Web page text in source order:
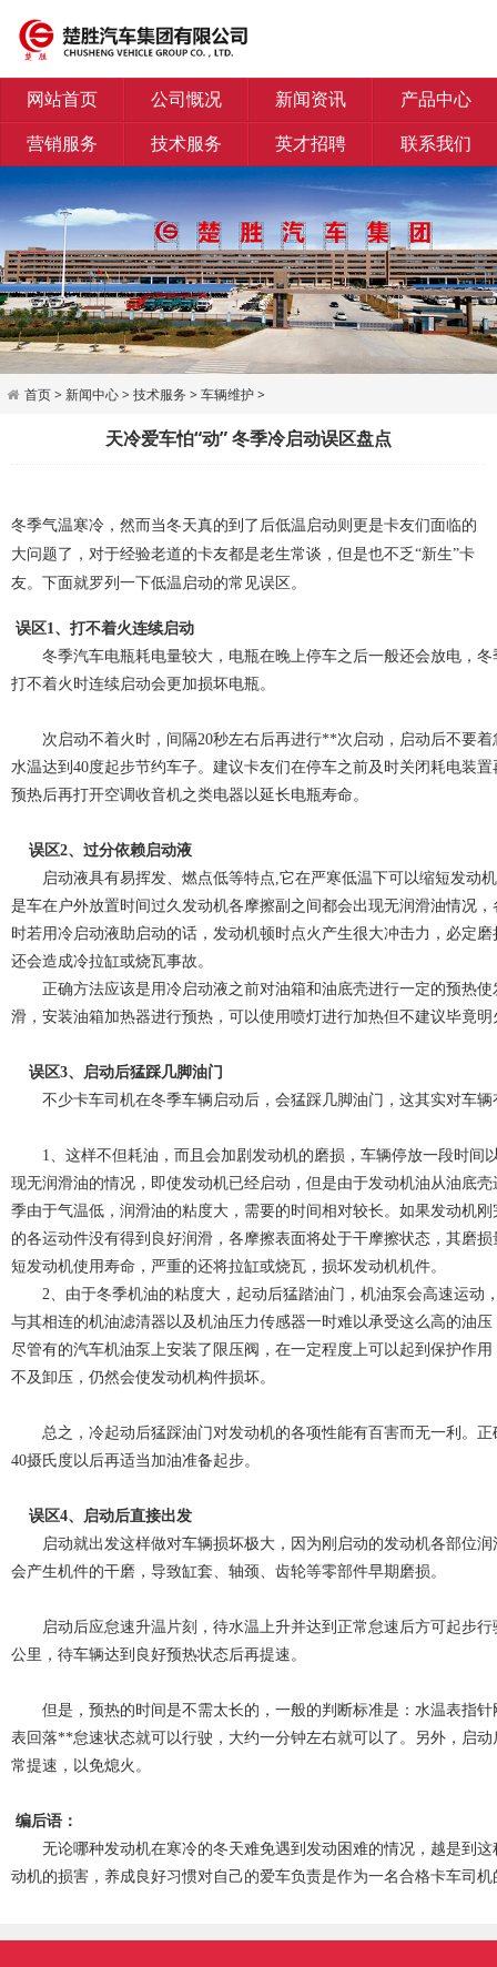
网站首页 公司慨况 新闻资讯
产品中心
营销服务
技术服务 英才招聘 联系我们
首页> 新闻中心>技术服务 >车辆维护>
天冷爱车怕“动” 冬季冷启动误区盘点
冬季气温寒冷，然而当冬天真的到了后低温启动则更是卡友们面临的
大问题了，对于经验老道的卡友都是老生常谈，但是也不乏“新生”卡
友。下面就罗列一下低温启动的常见误区。
误区1、打不着火连续启动
冬季汽车电瓶耗电量较大，电瓶在晚上停车之后一般还会放电，
打不着火时连续启动会更加损坏电瓶。
次启动不着火时，间隔20秒左右后再进行**次启动，启动后不要
水温达到40度起步节约车子。建议卡友们在停车之前及时关闭耗电装
预热后再打开空调收音机之类电器以延长电瓶寿命。
误区2、过分依赖启动液
启动液具有易挥发、燃点低等特点,它在严寒低温下可以缩短发动
是车在户外放置时间过久发动机各摩擦副之间都会出现无润滑油情况
时若用冷启动液助启动的话，发动机顿时点火产生很大冲击力，必定
还会造成冷拉缸或烧瓦事故。
正确方法应该是用冷启动液之前对油箱和油底壳进行一定的预热
滑，安装油箱加热器进行预热，可以使用喷灯进行加热但不建议毕竟
误区3、启动后猛踩几脚油门
不少卡车司机在冬季车辆启动后，会猛踩几脚油门，这其实对车
1、这样不但耗油，而且会加剧发动机的磨损，车辆停放一段时间
现无润滑油的情况，即使发动机已经启动，但是由于发动机油从油底
季由于气温低，润滑油的粘度大，需要的时间相对较长。如果发动机
的各运动件没有得到良好润滑，各摩擦表面将处于干摩擦状态，其磨
短发动机使用寿命，严重的还将拉缸或烧瓦，损坏发动机机件。
2、由于冬季机油的粘度大，起动后猛踏油门，机油泵会高速运动
与其相连的机油滤清器以及机油压力传感器一时难以承受这么高的油
尽管有的汽车机油泵上安装了限压阀，在一定程度上可以起到保护作
不及卸压，仍然会使发动机构件损坏。
总之，冷起动后猛踩油门对发动机的各项性能有百害而无一利。
40摄氏度以后再适当加油准备起步。
误区4、启动后直接出发
启动就出发这样做对车辆损坏极大，因为刚启动的发动机各部位
会产生机件的干磨，导致缸套、轴颈、齿轮等零部件早期磨损。
启动后应怠速升温片刻，待水温上升并达到正常怠速后方可起步
公里，待车辆达到良好预热状态后再提速。
但是，预热的时间是不需太长的，一般的判断标准是：水温表指
表回落**怠速状态就可以行驶，大约一分钟左右就可以了。另外，启
常提速，以免熄火。
编后语：
无论哪种发动机在寒冷的冬天难免遇到发动困难的情况，越是到
动机的损害，养成良好习惯对自己的爱车负责是作为一名合格卡车司